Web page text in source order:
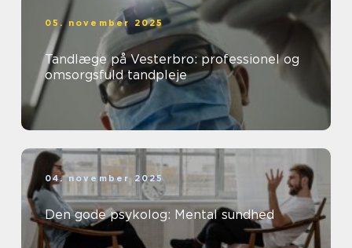
05. november 2025
Tandlæge på Vesterbro: professionel og
omsorgsfuld tandpleje
04. november 2025
Den gode psykolog: Mental sundhed